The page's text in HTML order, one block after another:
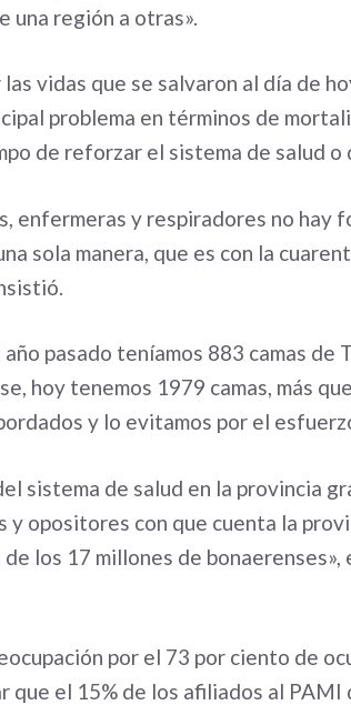
una región a otras».
vidas que se salvaron al día de
problema en términos de
de reforzar el sistema de salud o
enfermeras y respiradores no hay
sola manera, que es con la
pasado teníamos 883 camas
hoy tenemos 1979 camas, más
y lo evitamos por el
sistema de salud en la provincia
opositores con que cuenta la
los 17 millones de
por el 73 por ciento de
que el 15% de los afiliados al